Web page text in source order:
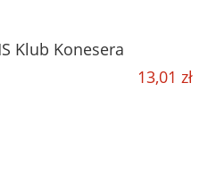
Klub Konesera
13,01 zł